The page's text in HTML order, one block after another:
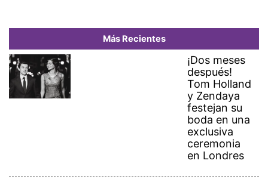
Más Recientes
¡Dos meses
después!
Tom Holland
y Zendaya
festejan su
boda en una
exclusiva
ceremonia
en Londres